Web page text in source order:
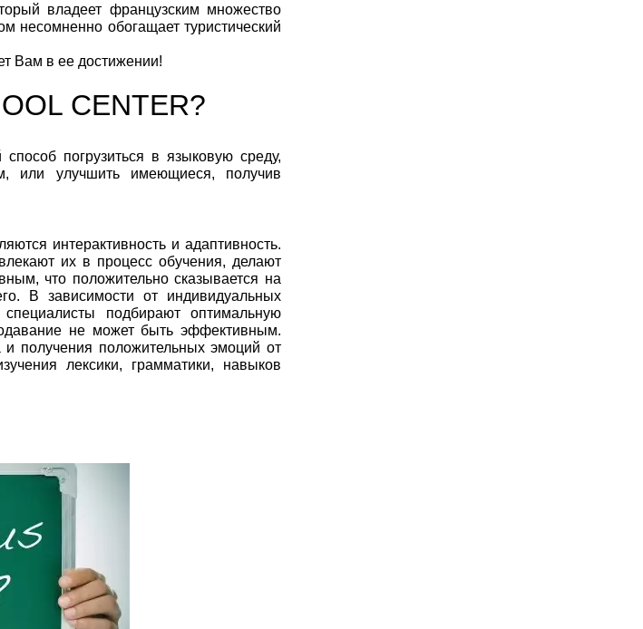
владеет французским множество
несомненно обогащает туристический
Вам в ее достижении!
CENTER?
погрузиться в языковую среду,
или улучшить имеющиеся, получив
интерактивность и адаптивность.
их в процесс обучения, делают
что положительно сказывается на
В зависимости от индивидуальных
подбирают оптимальную
не может быть эффективным.
получения положительных эмоций от
лексики, грамматики, навыков